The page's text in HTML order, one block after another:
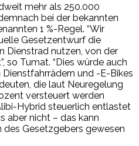
mehr als 250.000
bei der bekannten
1 %-Regel. “Wir
Gesetzentwurf die
Dienstrad nutzen, von der
so Tumat. “Dies würde auch
und -E-Bikes
die laut Neuregelung
versteuert werden
Hybrid steuerlich entlastet
aber nicht – das kann
Gesetzgebers gewesen